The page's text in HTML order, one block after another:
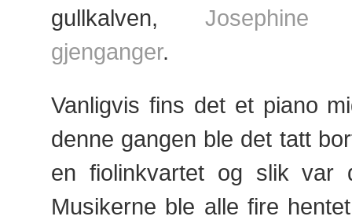
gullkalven,
gjenganger.
Vanligvis fins det et piano
denne gangen ble det tatt
en fiolinkvartet og slik var
Musikerne ble alle fire